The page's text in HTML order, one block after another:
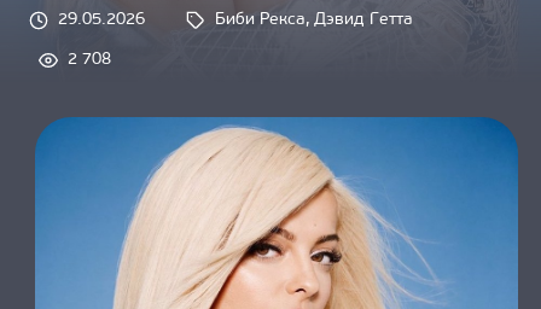
29.05.2026 Биби Рекса, Дэвид Гетта
2 708